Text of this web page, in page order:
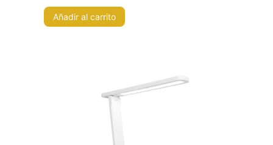
Añadir al carrito